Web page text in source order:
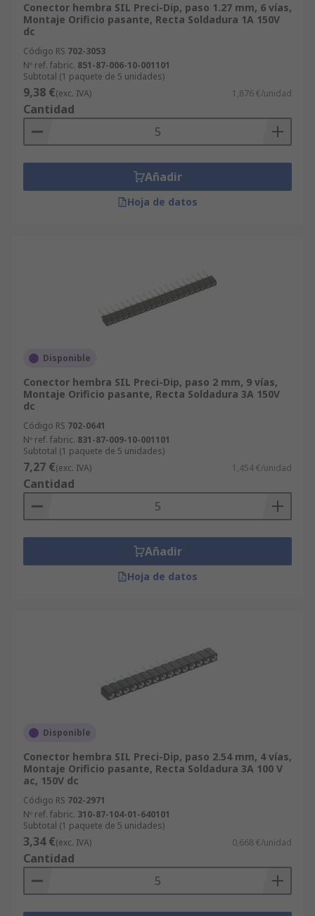
Conector hembra SIL Preci-Dip, paso 1.27 mm, 6 vías,
Montaje Orificio pasante, Recta Soldadura 1A 150V
dc
Código RS 702-3053
Nº ref. fabric. 851-87-006-10-001101
Subtotal (1 paquete de 5 unidades)
9,38 €(exc. IVA) 1,876 €/unidad
Cantidad
Añadir
Hoja de datos
Disponible
Conector hembra SIL Preci-Dip, paso 2 mm, 9 vías,
Montaje Orificio pasante, Recta Soldadura 3A 150V
dc
Código RS 702-0641
Nº ref. fabric. 831-87-009-10-001101
Subtotal (1 paquete de 5 unidades)
7,27 €(exc. IVA) 1,454 €/unidad
Cantidad
Añadir
Hoja de datos
Disponible
Conector hembra SIL Preci-Dip, paso 2.54 mm, 4 vías,
Montaje Orificio pasante, Recta Soldadura 3A 100 V
ac, 150V dc
Código RS 702-2971
Nº ref. fabric. 310-87-104-01-640101
Subtotal (1 paquete de 5 unidades)
3,34 €(exc. IVA) 0,668 €/unidad
Cantidad